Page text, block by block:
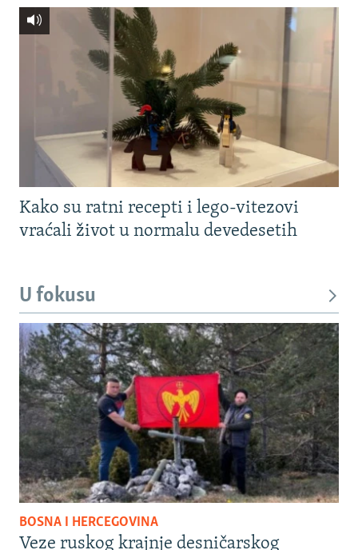
Kako su ratni recepti i lego-vitezovi
vraćali život u normalu devedesetih
U fokusu
BOSNA I HERCEGOVINA
Veze ruskog krajnje desničarskog